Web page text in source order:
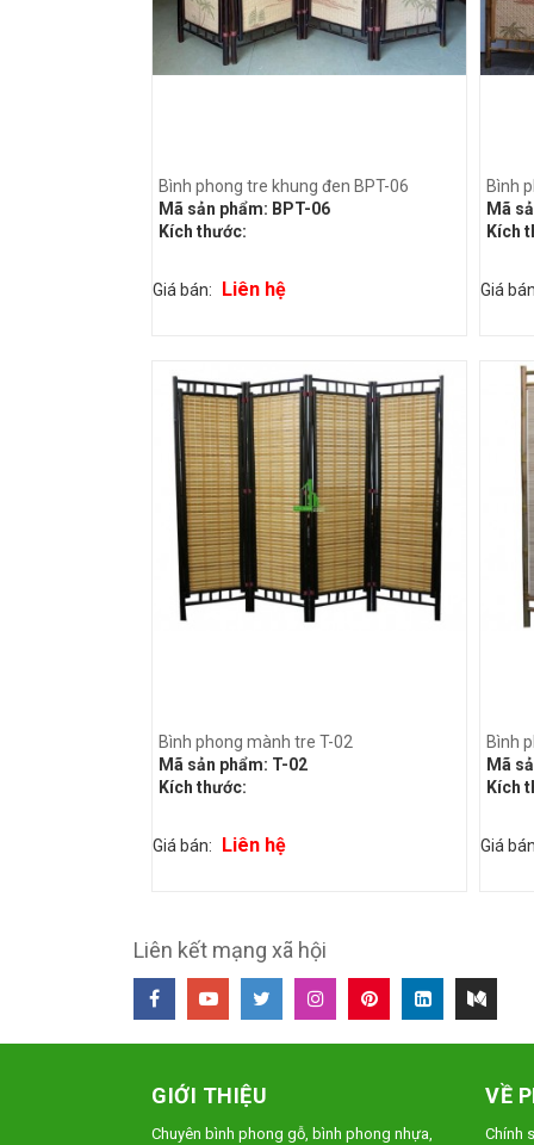
Bình phong tre khung đen BPT-06
Mã sản phẩm: BPT-06
Kích thước:
Giá bán: Liên hệ
Bình
Mã
Kích
Giá
Bình phong mành tre T-02
Mã sản phẩm: T-02
Kích thước:
Giá bán: Liên hệ
Bình
Mã
Kích
Giá
Liên kết mạng xã hội
GIỚI THIỆU
Chuyên bình phong gỗ, bình phong nhựa,
VỀ
Chính